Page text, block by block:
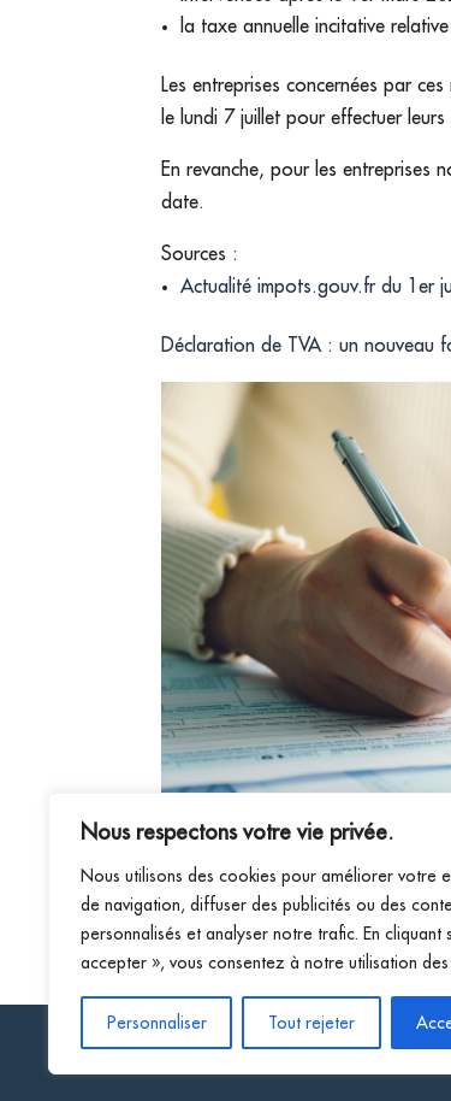
Nous respectons votre vie privée.
Nous utilisons des cookies pour améliorer votre
de navigation, diffuser des publicités ou des
personnalisés et analyser notre trafic. En cliquant
accepter », vous consentez à notre utilisation
Personnaliser Tout rejeter
la taxe annuelle incitative
Les entreprises concernées par
le lundi 7 juillet pour effectuer
En revanche, pour les entreprises
date.
Sources :
Actualité impots.gouv.fr du 1er
Déclaration de TVA : un nouveau